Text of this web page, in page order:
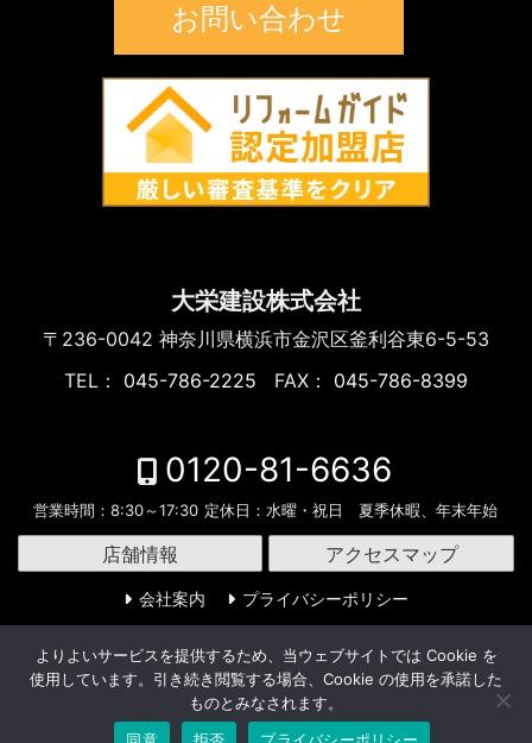
Facebook
Mastodon
Email
共
Facebook
Mastodon
Email
共
Facebook
Mastodon
Email
共
Facebook
Mastodon
Email
共
Facebook
Mastodon
Email
共
Facebook
Mastodon
Email
共
Facebook
Mastodon
Email
共
Facebook
Mastodon
Email
共
Facebook
Mastodon
Email
共
Facebook
Mastodon
Email
共
Facebook
Mastodon
Email
共
Facebook
Mastodon
Email
共
お問い合わせ
大栄建設株式会社
〒236-0042 神奈川県横浜市金沢区釜利谷東6-5-53
TEL：
045-786-2225 FAX： 045-786-8399
0120-81-6636
営業時間：8:30～17:30 定休日：水曜・祝日 夏季休暇、年末年始
店舗情報 アクセスマップ
会社案内 プライバシーポリシー
Copyright © 横浜市のリフォーム《大栄建設》 All rights
よりよいサービスを提供するため、当ウェブサイトでは Cookie を
使用しています。引き続き閲覧する場合、Cookie の使用を承諾した
ものとみなされます。
同意
拒否 プライバシーポリシー